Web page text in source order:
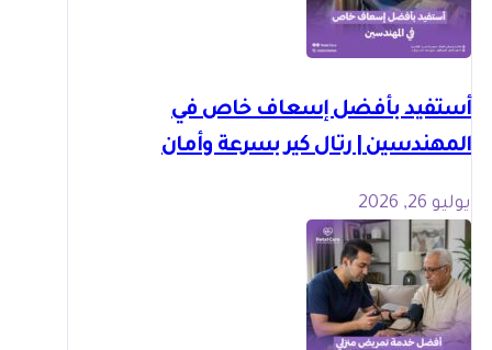
أستفيد بأفضل إسعاف خاص في
المهندسين | رتال كير بسرعة وأمان
يوليو 26, 2026